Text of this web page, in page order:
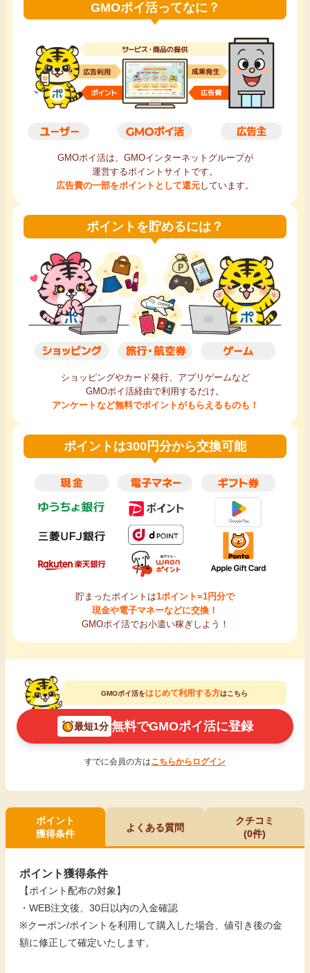
カード比較
毎日ゲット
特集一覧
GMOポイ活の使い方
ヘルプセンター
家計の固定費
GMOポイ活ってなに？
GMOポイ活は、GMOインターネットグループが
運営するポイントサイトです。
広告費の一部をポイントとして還元しています。
ポイントを貯めるには？
ショッピングやカード発行、アプリゲームなど
GMOポイ活経由で利用するだけ。
アンケートなど無料でポイントがもらえるものも！
ポイントは300円分から交換可能
貯まったポイントは1ポイント=1円分で
現金や電子マネーなどに交換！
GMOポイ活でお小遣い稼ぎしよう！
GMOポイ活をはじめて利用する方はこちら
最短1分 無料でGMOポイ活に登録
すでに会員の方はこちらからログイン
ポイント
獲得条件
よくある質問
クチコミ
(0件)
ポイント獲得条件
【ポイント配布の対象】
・WEB注文後、30日以内の入金確認
※クーポン/ポイントを利用して購入した場合、値引き後の金
額に修正して確定いたします。